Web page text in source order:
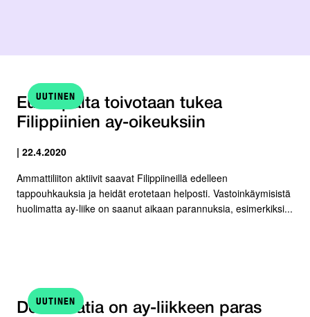
UUTINEN
Euroopalta toivotaan tukea
Filippiinien ay-oikeuksiin
| 22.4.2020
Ammattiliiton aktiivit saavat Filippiineillä edelleen
tappouhkauksia ja heidät erotetaan helposti. Vastoinkäymisistä
huolimatta ay-liike on saanut aikaan parannuksia, esimerkiksi...
UUTINEN
Demokratia on ay-liikkeen paras